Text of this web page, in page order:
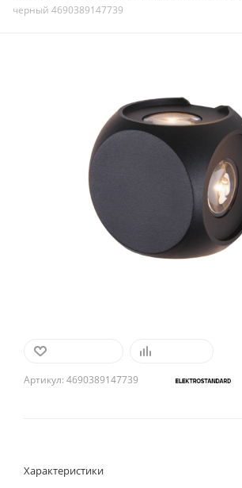
черный 4690389147739
Артикул: 4690389147739
Характеристики